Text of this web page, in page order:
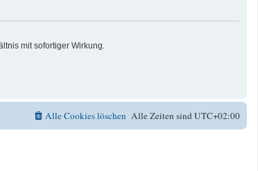
mit sofortiger Wirkung.
Alle Zeiten sindUTC+02:00
Alle Cookies löschen